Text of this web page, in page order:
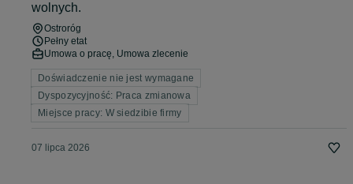
wolnych.
Ostroróg
Pełny etat
Umowa o pracę, Umowa zlecenie
Doświadczenie nie jest wymagane
Dyspozycyjność: Praca zmianowa
Miejsce pracy: W siedzibie firmy
07 lipca 2026